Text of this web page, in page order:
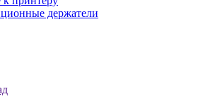
держатели